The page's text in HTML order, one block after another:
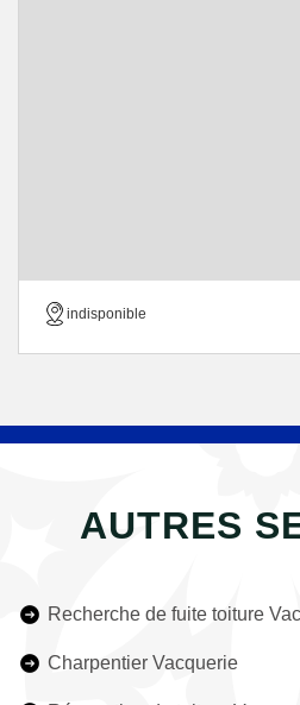
indisponible
AUTRES
Recherche de fuite toiture
Charpentier Vacquerie